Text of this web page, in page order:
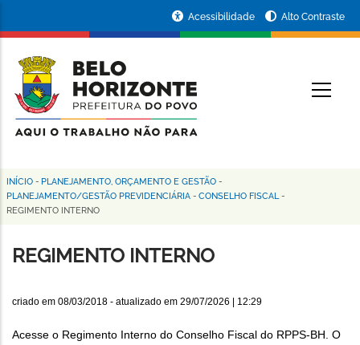
conteúdo
principal
da
Prefeitura
de
Horizonte
Acessibilidade Alto Contraste
Trilha
de
navegação
INÍCIO - PLANEJAMENTO, ORÇAMENTO E GESTÃO -
PLANEJAMENTO/GESTÃO PREVIDENCIÁRIA - CONSELHO FISCAL -
REGIMENTO INTERNO
REGIMENTO INTERNO
criado em 08/03/2018 - atualizado em 29/07/2026 | 12:29
Acesse o Regimento Interno do Conselho Fiscal do RPPS-BH. O